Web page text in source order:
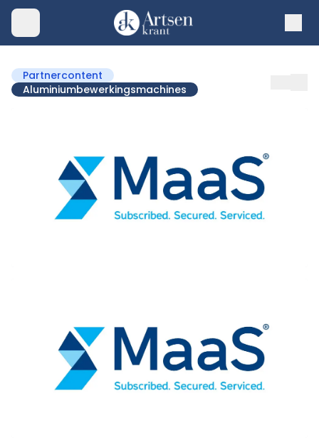
Partnercontent
Aluminiumbewerkingsmachines